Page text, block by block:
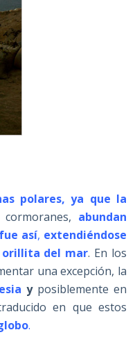
polares, ya que la
abundan
así, extendiéndose
orillita del mar. En los
una excepción, la
yposiblemente en
en que estos
.